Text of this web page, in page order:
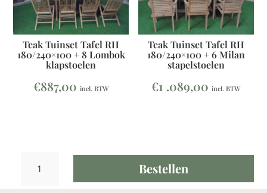
Teak Tuinset Tafel RH
180/240×100 + 8 Lombok
klapstoelen
€887,00 incl. BTW
Teak Tuinset Tafel RH
180/240×100 + 6 Milan
stapelstoelen
€1 .089,00 incl. BTW
Tuinset
Bestellen